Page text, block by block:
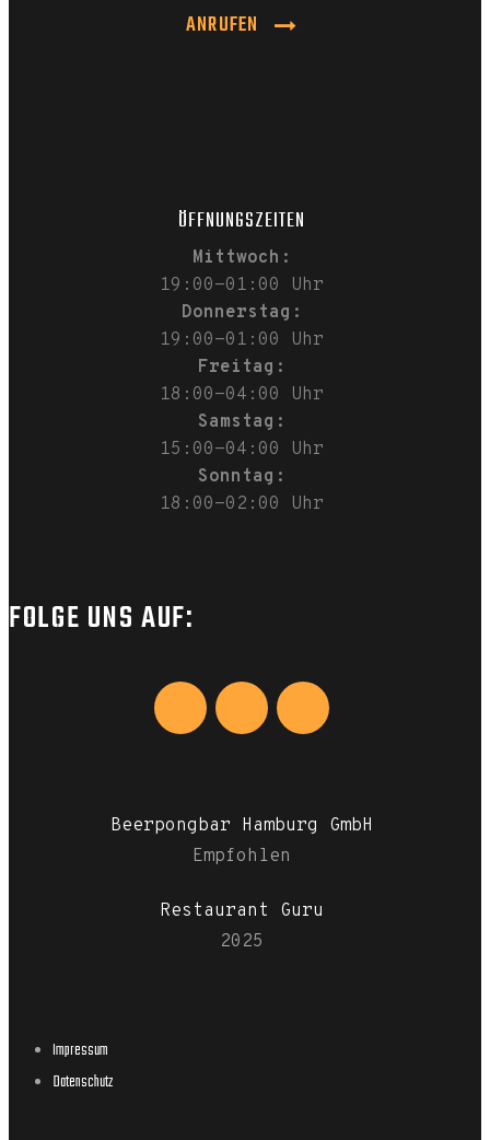
ANRUFEN
ÖFFNUNGSZEITEN
Mittwoch:
19:00-01:00 Uhr
Donnerstag:
19:00-01:00 Uhr
Freitag:
18:00-04:00 Uhr
Samstag:
15:00-04:00 Uhr
Sonntag:
18:00-02:00 Uhr
FOLGE UNS AUF:
Beerpongbar Hamburg GmbH
Empfohlen
Restaurant Guru
2025
Impressum
Datenschutz